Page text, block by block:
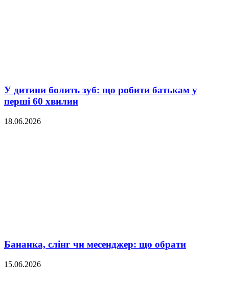
У дитини болить зуб: що робити батькам у
перші 60 хвилин
18.06.2026
Бананка, слінг чи месенджер: що обрати
15.06.2026